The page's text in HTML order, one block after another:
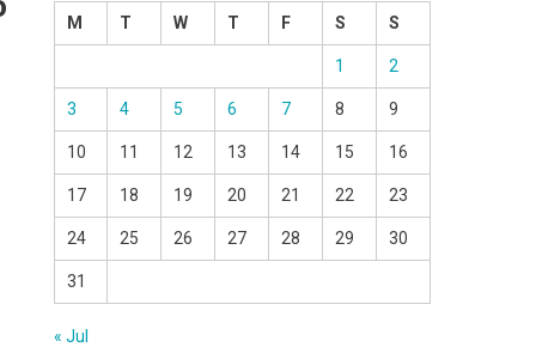
M
T W T F S S
1 2
3 4 5 6 7 8 9
10 11 12 13 14 15 16
17 18 19 20 21 22 23
24 25 26 27 28 29 30
31
« Jul